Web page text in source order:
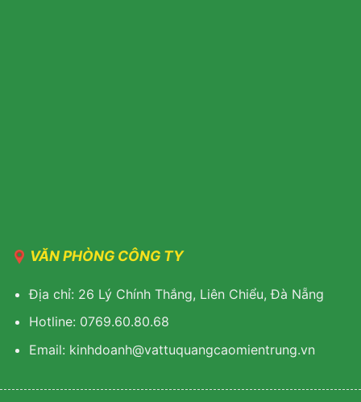
VĂN PHÒNG CÔNG TY
Địa chỉ: 26 Lý Chính Thắng, Liên Chiểu, Đà Nẵng
Hotline: 0769.60.80.68
Email: kinhdoanh@vattuquangcaomientrung.vn